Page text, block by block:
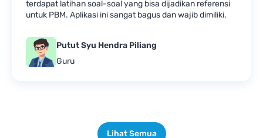
terdapat latihan soal-soal yang bisa dijadikan referensi
untuk PBM. Aplikasi ini sangat bagus dan wajib dimiliki.
Putut Syu Hendra Piliang
Guru
Lihat Semua